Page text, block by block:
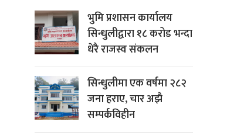
भुमि प्रशासन कार्यालय
सिन्धुलीद्वारा १८ करोड भन्दा
धेरै राजस्व संकलन
सिन्धुलीमा एक वर्षमा २८२
जना हराए, चार अझै
सम्पर्कविहीन